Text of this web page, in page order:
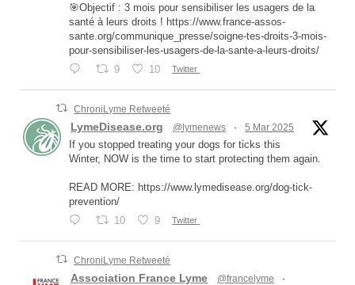
🎯Objectif : 3 mois pour sensibiliser les usagers de la
santé à leurs droits ! https://www.france-assos-
sante.org/communique_presse/soigne-tes-droits-3-mois-
pour-sensibiliser-les-usagers-de-la-sante-a-leurs-droits/
9 10 Twitter
ChroniLyme Retweeté
LymeDisease.org @lymenews · 5 Mar 2025
If you stopped treating your dogs for ticks this
Winter, NOW is the time to start protecting them again.
READ MORE: https://www.lymedisease.org/dog-tick-
prevention/
10 9 Twitter
ChroniLyme Retweeté
Association France Lyme @francelyme
·